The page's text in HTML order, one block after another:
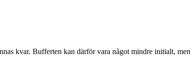
kvar. Bufferten kan därför vara något mindre initialt,